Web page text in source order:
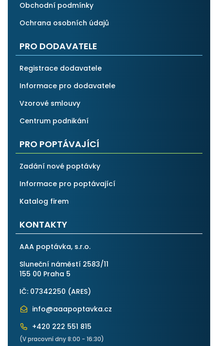
Obchodní podmínky
Ochrana osobních údajů
PRO DODAVATELE
Registrace dodavatele
Informace pro dodavatele
Vzorové smlouvy
Centrum podnikání
PRO POPTÁVAJÍCÍ
Zadání nové poptávky
Informace pro poptávající
Katalog firem
KONTAKTY
AAA poptávka, s.r.o.
Sluneční náměstí 2583/11
155 00 Praha 5
IČ: 07342250 (ARES)
info@aaapoptavka.cz
+420 222 551 815
(V pracovní dny 8:00 - 16:30)